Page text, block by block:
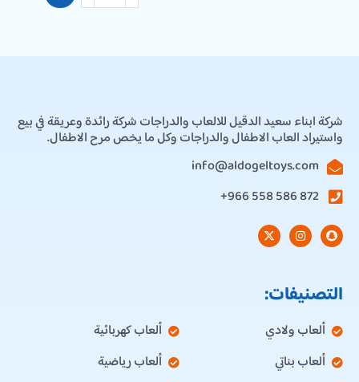
شركة ابناء سعيد الدقيل للالعاب والدراجات شركة رائدة وعريقة في بيع
واستيراد العاب الاطفال والدراجات وكل ما يخص مرح الاطفال.
info@aldogeltoys.com
872 586 558 966+
التصنيفات:
ألعاب ولادي
ألعاب بناتي
ألعاب كهربائية
ألعاب رياضية